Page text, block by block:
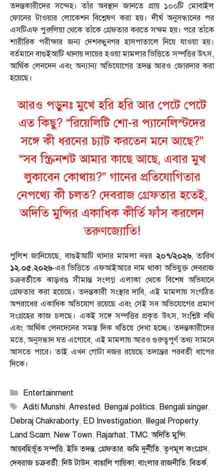
তদন্তকারীদের সন্দেহ। তাঁর অবস্থান জানতে প্রায় ১০০টি মোবাইল
ফোনের টাওয়ার লোকেশন বিশ্লেষণ করা হয়। দীর্ঘ অনুসন্ধানের পর
এসটিএফ পুরুলিয়া থেকে তাঁকে গ্রেফতার করতে সক্ষম হয়। পরে তাঁকে
শারীরিক পরীক্ষার জন্য দেশবন্ধুনগর হাসপাতালে নিয়ে যাওয়া হয়।
বর্তমানে বাগুইআটি থানায় দায়ের হওয়া মামলার ভিত্তিতে সম্পত্তির উৎস,
আর্থিক লেনদেন এবং অন্যান্য অভিযোগের তদন্ত আরও জোরদার করা
হয়েছে।
আরও পড়ুনঃমুখে হরি হরি আর পেটে পেটে
এত কিছু? “রিয়েলিটি শো-র প্যানেলিস্টদের
সঙ্গে কী ধরনের চ্যাট করতেন মনে আছে?”
“সব স্ক্রিনশট আমার কাছে আছে, এবার মুখ
লুকাবেন কোথায়?” গানের প্রতিযোগিতার
নেপথ্যে কী চলত? দেবরাজ গ্রেফতার হতেই,
অদিতি মুন্সির একাধিক কীর্তি ফাঁস করলেন
তরুণজ্যোতি!
পুলিশ জানিয়েছে, বাগুইআটি থানার মামলা নম্বর ২০৭/২০২৬, তারিখ
১২.০৫.২০২৬-এর ভিত্তিতে এফআইআরে নাম থাকা অভিযুক্ত দেবরাজ
চক্রবর্তীকে ঝাড়খণ্ড সীমান্ত সংলগ্ন এলাকা থেকে বিশেষ অভিযানে
গ্রেফতার করা হয়েছে। তদন্তকারী সংস্থার দাবি, এই মামলায় সংগঠিত
অপরাধের একাধিক অভিযোগ রয়েছে এবং সেই সব অভিযোগের প্রমাণ
সংগ্রহের কাজ চলছে। একই সঙ্গে সম্পত্তির প্রকৃত উৎস, সংশ্লিষ্ট নথি
এবং আর্থিক লেনদেনের সমস্ত দিক খতিয়ে দেখা হচ্ছে। তদন্তকারীদের
মতে, অনুসন্ধান যত এগোবে, এই মামলায় আরও গুরুত্বপূর্ণ তথ্য সামনে
আসতে পারে। তাই এখন গোটা নজর রয়েছে তদন্তের পরবর্তী ধাপের
দিকে।
Categories
Entertainment
Tags
Aditi Munshi, Arrested, Bengal politics, Bengali singer,
Debraj Chakraborty, ED Investigation, Illegal Property,
Land Scam, New Town, Rajarhat, TMC,অদিতি মুন্সি,
আয়বহির্ভূত সম্পত্তি,ইডি তদন্ত, গ্রেফতার,জমি দুর্নীতি,তৃণমূল কংগ্রেস,
দেবরাজ চক্রবর্তী,নিউ টাউন,বাঙালি গায়িকা,বাংলার রাজনীতি,বিতর্ক,